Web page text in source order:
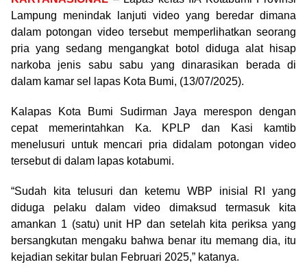
Lampung menindak lanjuti video yang beredar dimana
dalam potongan video tersebut memperlihatkan seorang
pria yang sedang mengangkat botol diduga alat hisap
narkoba jenis sabu sabu yang dinarasikan berada di
dalam kamar sel lapas Kota Bumi, (13/07/2025).
Kalapas Kota Bumi Sudirman Jaya merespon dengan
cepat memerintahkan Ka. KPLP dan Kasi kamtib
menelusuri untuk mencari pria didalam potongan video
tersebut di dalam lapas kotabumi.
“Sudah kita telusuri dan ketemu WBP inisial RI yang
diduga pelaku dalam video dimaksud termasuk kita
amankan 1 (satu) unit HP dan setelah kita periksa yang
bersangkutan mengaku bahwa benar itu memang dia, itu
kejadian sekitar bulan Februari 2025,” katanya.